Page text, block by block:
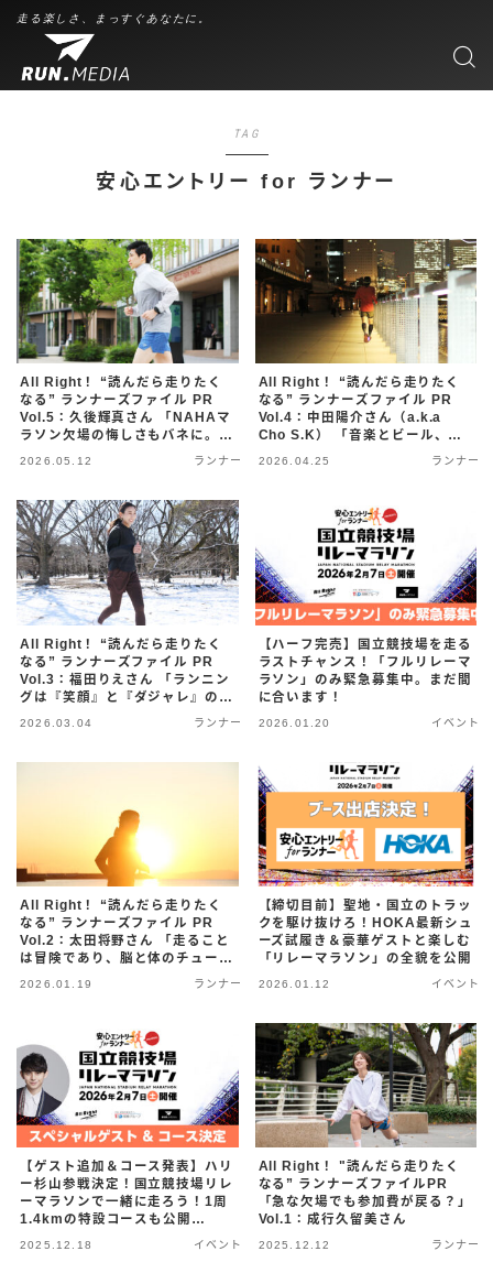
走る楽しさ、まっすぐあなたに。
TAG
安心エントリー for ランナー
All Right！ “読んだら走りたく
なる” ランナーズファイル PR
Vol.5：久後輝真さん 「NAHAマ
ラソン欠場の悔しさもバネに。
2026.05.12 ランナー
All Right！ “読んだら走りたく
なる” ランナーズファイル PR
Vol.4：中田陽介さん（a.k.a
Cho S.K） 「音楽とビール、そ
して裸足ラン！ 週末の予定が読
2026.04.25 ランナー
All Right！ “読んだら走りたく
なる” ランナーズファイル PR
Vol.3：福田りえさん 「ランニン
グは『笑顔』と『ダジャレ』の源
DNS……そんなピンチを救った
2026.03.04 ランナー
【ハーフ完売】国立競技場を走る
ラストチャンス！「フルリレーマ
ラソン」のみ緊急募集中。まだ間
に合います！
2026.01.20 イベント
All Right！ “読んだら走りたく
なる” ランナーズファイル PR
Vol.2：太田将野さん 「走ること
は冒険であり、脳と体のチューニ
ング。半年先の予定が読めない僕
らにとって、『安心エントリー』
2026.01.19 ランナー
【締切目前】聖地・国立のトラッ
クを駆け抜けろ！HOKA最新シュ
ーズ試履き＆豪華ゲストと楽しむ
「リレーマラソン」の全貌を公開
2026.01.12 イベント
【ゲスト追加＆コース発表】ハリ
ー杉山参戦決定！国立競技場リレ
ーマラソンで一緒に走ろう！1周
1.4kmの特設コースも公開
2025.12.18 イベント
All Right！ "読んだら走りたく
なる” ランナーズファイルPR
「急な欠場でも参加費が戻る？」
Vol.1：成行久留美さん
2025.12.12 ランナー